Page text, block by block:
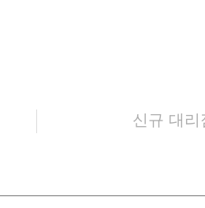
신규 대리